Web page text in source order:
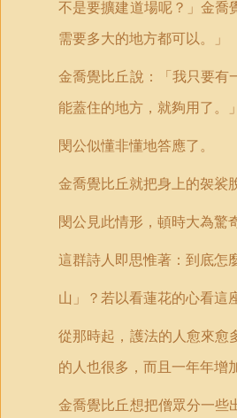
不是要擴建道場呢？」金喬
需要多大的地方都可以。」
金喬覺比丘說：「我只要有
能蓋住的地方，就夠用了。」
閔公似懂非懂地答應了。
金喬覺比丘就把身上的袈裟
閔公見此情形，頓時大為驚
這群詩人即思惟著：到底怎
山」？若以看蓮花的心看這
從那時起，護法的人愈來愈
的人也很多，而且一年年增
金喬覺比丘想把僧眾分一些